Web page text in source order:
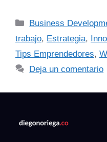
Business
trabajo, Estrategia,
Tips Emprendedores,
Deja un comentario